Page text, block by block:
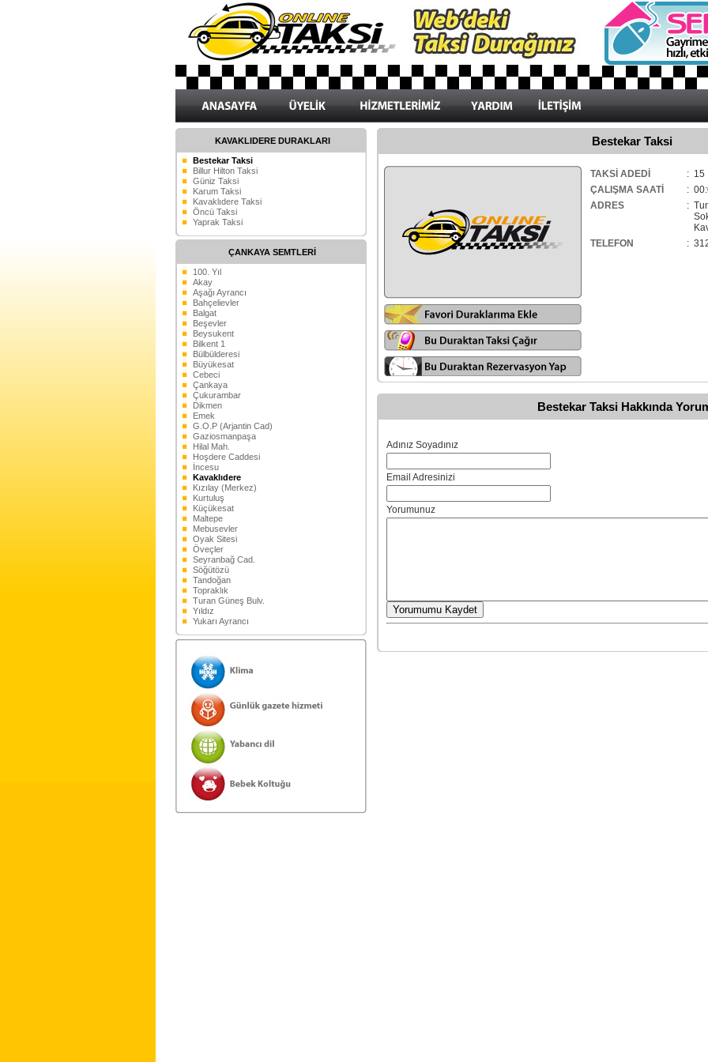
KAVAKLIDERE DURAKLARI
Bestekar Taksi
Billur Hilton Taksi
Güniz Taksi
Karum Taksi
Kavaklıdere Taksi
Öncü Taksi
Yaprak Taksi
ÇANKAYA SEMTLERİ
100. Yıl
Akay
Aşağı Ayrancı
Bahçelievler
Balgat
Beşevler
Beysukent
Bilkent 1
Bülbülderesi
Büyükesat
Cebeci
Çankaya
Çukurambar
Dikmen
Emek
G.O.P (Arjantin Cad)
Gaziosmanpaşa
Hilal Mah.
Hoşdere Caddesi
İncesu
Kavaklıdere
Kızılay (Merkez)
Kurtuluş
Küçükesat
Maltepe
Mebusevler
Oyak Sitesi
Öveçler
Seyranbağ Cad.
Söğütözü
Tandoğan
Topraklık
Turan Güneş Bulv.
Yıldız
Yukarı Ayrancı
Bestekar Taksi
TAKSİ ADEDİ
: 15
ÇALIŞMA SAATİ
:
ADRES
:
TELEFON
:
Bestekar Taksi Hakkında
Adınız Soyadınız
Email Adresinizi
Yorumunuz